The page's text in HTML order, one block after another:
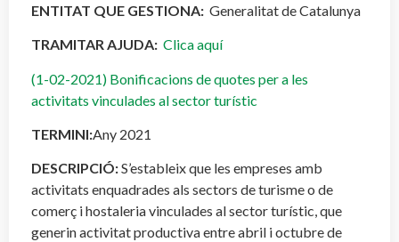
ENTITAT QUE GESTIONA: Generalitat de Catalunya
TRAMITAR AJUDA: Clica aquí
(1-02-2021) Bonificacions de quotes per a les
activitats vinculades al sector turístic
TERMINI:Any 2021
DESCRIPCIÓ:S’estableix que les empreses amb
activitats enquadrades als sectors de turisme o de
comerç i hostaleria vinculades al sector turístic, que
generin activitat productiva entre abril i octubre de